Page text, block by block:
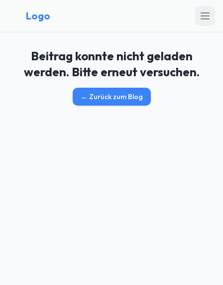
Logo
Beitrag konnte nicht geladen
werden. Bitte erneut versuchen.
← Zurück zum Blog